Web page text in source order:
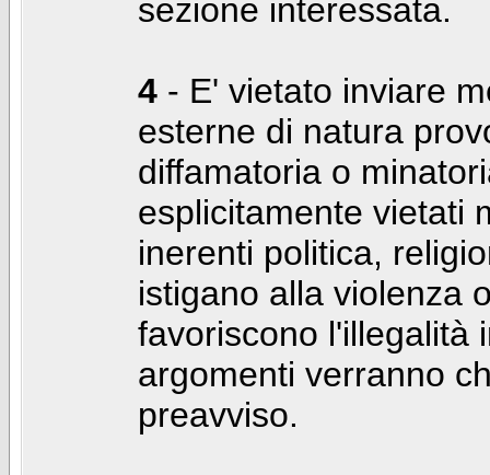
sezione interessata.
4 - E' vietato inviare
esterne di natura
diffamatoria o
esplicitamente vietati
inerenti politica,
istigano alla violenza
favoriscono l'illegalità
argomenti verranno
preavviso.